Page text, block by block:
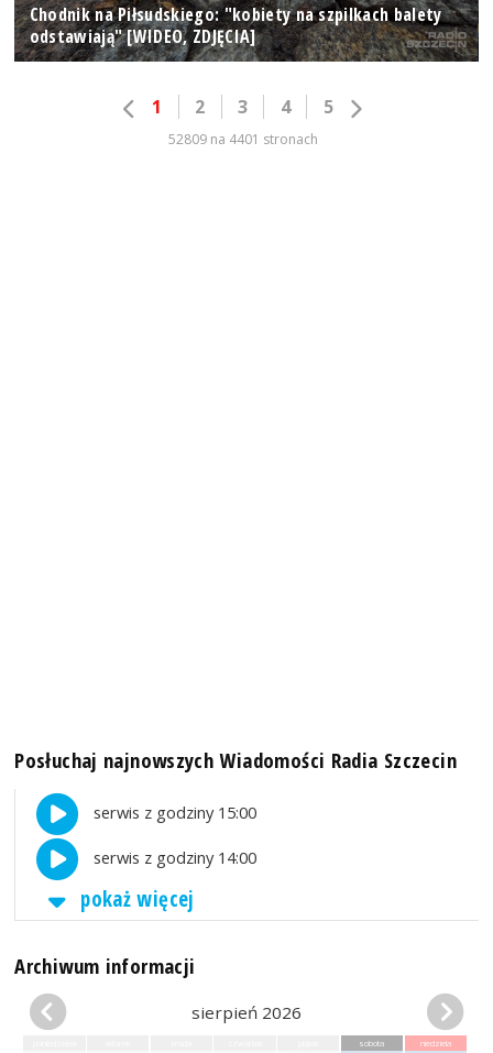
Chodnik na Piłsudskiego: "kobiety na szpilkach balety
odstawiają" [WIDEO, ZDJĘCIA]
1 2 3 4 5
52809 na 4401 stronach
Posłuchaj najnowszych Wiadomości Radia Szczecin
serwis z godziny 15:00
serwis z godziny 14:00
pokaż więcej
Archiwum informacji
sierpień 2026
sobota niedziela